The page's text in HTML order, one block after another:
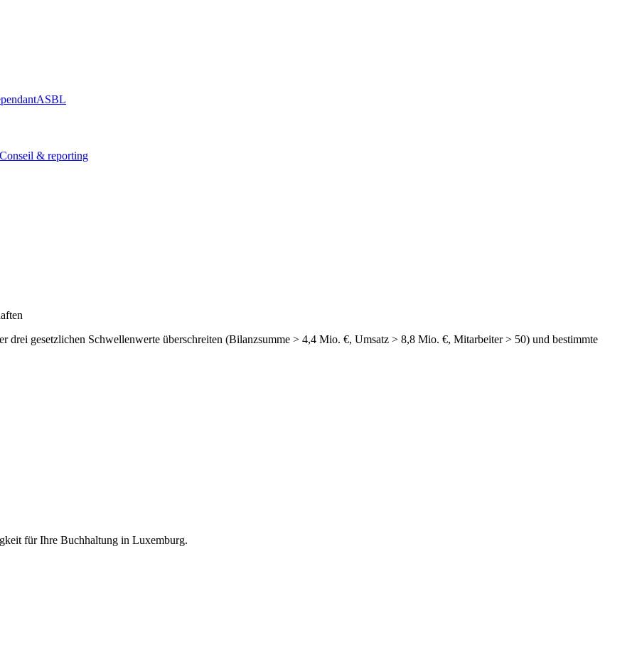
ASBL
Conseil & reporting
drei gesetzlichen Schwellenwerte überschreiten (Bilanzsumme > 4,4 Mio. €, Umsatz > 8,8 Mio. €, Mitarbeiter > 50) und bestimmte
für Ihre Buchhaltung in Luxemburg.